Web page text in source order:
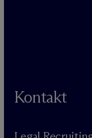
Kontakt